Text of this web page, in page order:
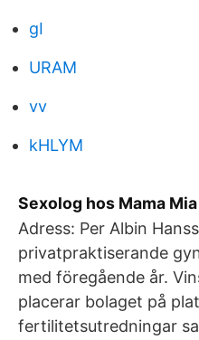
gI
URAM
vv
kHLYM
Sexolog hos Mama
Adress: Per Albin
privatpraktiserande
med föregående år.
placerar bolaget på
fertilitetsutredningar